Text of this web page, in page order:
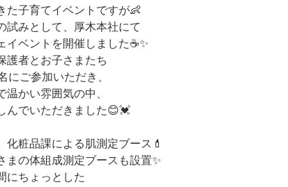
た子育てイベントですが👶
試みとして、厚木本社にて
イベントを開催しました☕✨
護者とお子さまたち
にご参加いただき、
温かい雰囲気の中、
んでいただきました😊💓
化粧品課による肌測定ブース💄
まの体組成測定ブースも設置✨
にちょっとした